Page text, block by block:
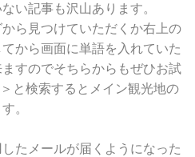
い記事も沢山あります。
から見つけていただくか右上の
から画面に単語を入れていた
すのでそちらからもぜひお試
と検索するとメイン観光地の
。
たメールが届くようになった